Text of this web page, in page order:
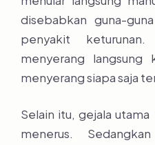
disebabkan guna-
penyakit
menyerang
menyerang siapa saja
Selain itu, gejala
menerus.